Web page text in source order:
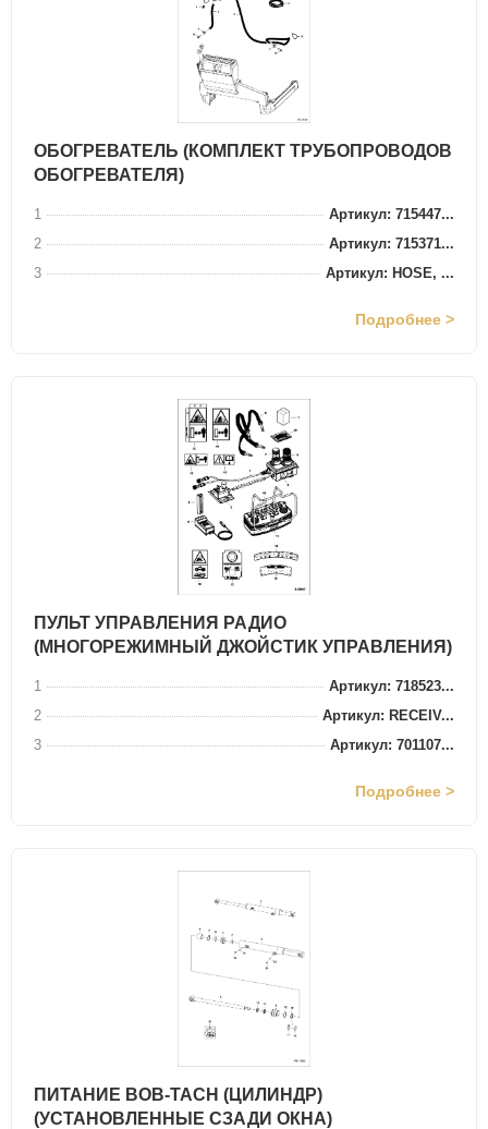
ОБОГРЕВАТЕЛЬ (КОМПЛЕКТ ТРУБОПРОВОДОВ
ОБОГРЕВАТЕЛЯ)
1
Артикул: 715447...
2
Артикул: 715371...
3
Артикул: HOSE, ...
Подробнее >
ПУЛЬТ УПРАВЛЕНИЯ РАДИО
(МНОГОРЕЖИМНЫЙ ДЖОЙСТИК УПРАВЛЕНИЯ)
1
Артикул: 718523...
2
Артикул: RECEIV...
3
Артикул: 701107...
Подробнее >
ПИТАНИЕ BOB-TACH (ЦИЛИНДР)
(УСТАНОВЛЕННЫЕ СЗАДИ ОКНА)